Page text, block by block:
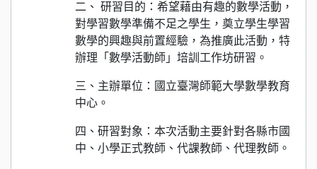
二、 研習目的：希望藉由有趣的數學活動，
對學習數學準備不足之學生，奠立學生學習
數學的興趣與前置經驗，為推廣此活動，特
辦理「數學活動師」培訓工作坊研習。
三、主辦單位：國立臺灣師範大學數學教育
中心。
四、研習對象：本次活動主要針對各縣市國
中、小學正式教師、代課教師、代理教師。